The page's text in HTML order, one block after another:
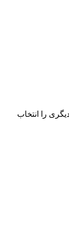
را انتخاب